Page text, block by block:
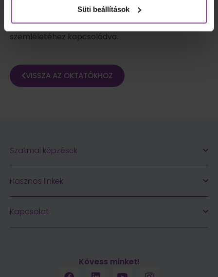
Süti beállítások
Célom a test egészséges jövőjének megteremtése,
kortól függetlenül, a méltóságteljes és magas
életminőségű öregedés érdekében, a longevity
szemléletéhez kapcsolódva.
VISSZA AZ OKTATÓKHOZ
Szakmai képzések
Hasznos linkek
Kapcsolat
Kövess minket!